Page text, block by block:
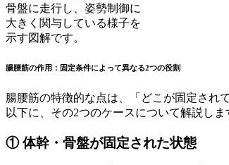
骨盤に走行し、姿勢制御に
大きく関与している様子を
示す図解です。
腸腰筋の作用：固定条件によって異なる2つの役割
腸腰筋の特徴的な点は、「どこが固定され
以下に、その2つのケースについて解説しま
① 体幹・骨盤が固定された状態